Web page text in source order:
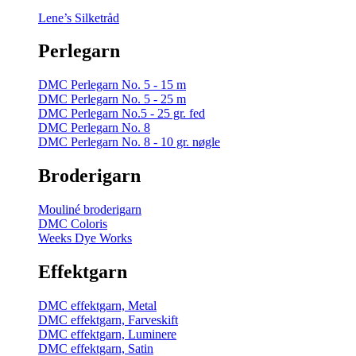
Lene’s Silketråd
Perlegarn
DMC Perlegarn No. 5 - 15 m
DMC Perlegarn No. 5 - 25 m
DMC Perlegarn No.5 - 25 gr. fed
DMC Perlegarn No. 8
DMC Perlegarn No. 8 - 10 gr. nøgle
Broderigarn
Mouliné broderigarn
DMC Coloris
Weeks Dye Works
Effektgarn
DMC effektgarn, Metal
DMC effektgarn, Farveskift
DMC effektgarn, Luminere
DMC effektgarn, Satin